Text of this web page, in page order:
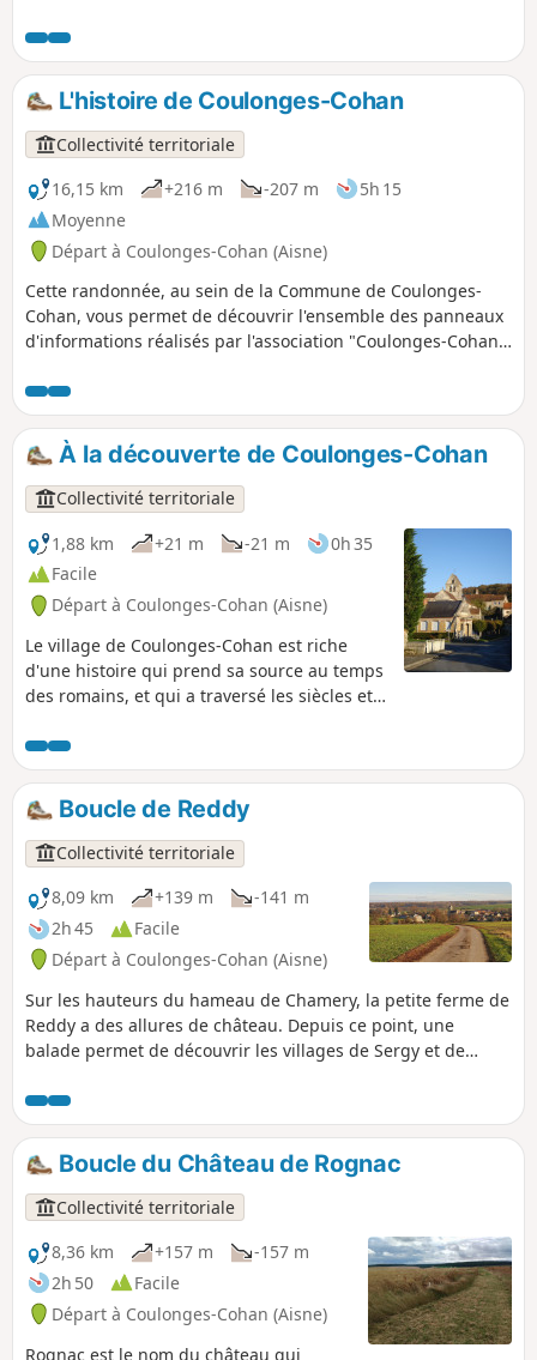
L'histoire de Coulonges-Cohan
Collectivité territoriale
16,15 km
+216 m -207 m
5h 15
Moyenne
Départ à Coulonges-Cohan (Aisne)
Cette randonnée, au sein de la Commune de Coulonges-
Cohan, vous permet de découvrir l'ensemble des panneaux
d'informations réalisés par l'association "Coulonges-Cohan,
la vie quotidienne et des évènements qui ont marqué le
village. Elle vous permet en outre de découvrir la grande
majorité des fontaines et lavoirs de la commune. La fin du
circuit vous mène devant l'Auberge de la Roue Fleurie où
vous pourrez vous restaurer ou boire un coup !
À la découverte de Coulonges-Cohan
Collectivité territoriale
1,88 km
+21 m -21 m
0h 35
Facile
Départ à Coulonges-Cohan (Aisne)
Le village de Coulonges-Cohan est riche
d'une histoire qui prend sa source au temps
des romains, et qui a traversé les siècles et
les Jacqueries au XIVe siècle ou la Grande
Guerre. Cette petite promenade agrémentée
de panneaux d'informations vous fera
découvrir le village et son histoire.
Boucle de Reddy
Collectivité territoriale
8,09 km
+139 m
-141 m
2h 45
Facile
Départ à Coulonges-Cohan (Aisne)
Sur les hauteurs du hameau de Chamery, la petite ferme de
Reddy a des allures de château. Depuis ce point, une
balade permet de découvrir les villages de Sergy et de
praticables en toutes saisons. Une belle promenade avec de
nombreux et magnifiques points de vue au cœur du
Tardenois.
Boucle du Château de Rognac
Collectivité territoriale
8,36 km
+157 m
-157 m
2h 50
Facile
Départ à Coulonges-Cohan (Aisne)
Rognac est le nom du château qui